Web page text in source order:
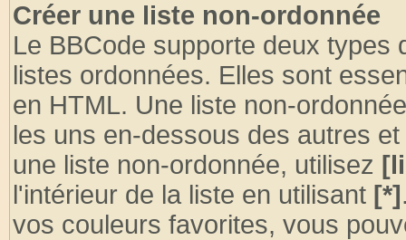
Créer une liste non-ordonnée
Le BBCode supporte deux types
listes ordonnées. Elles sont
en HTML. Une liste non-
les uns en-dessous des autres
une liste non-ordonnée, utilisez
l'intérieur de la liste en utilisant [*]
vos couleurs favorites, vous